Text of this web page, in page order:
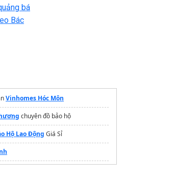
bá
Bác
Vinhomes Hóc Môn
chuyên đồ bảo hộ
Hộ Lao Động Giá Sỉ